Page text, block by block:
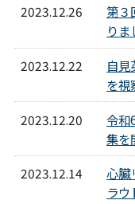
2023.12.26
第３
りま
2023.12.22
自見
を視
2023.12.20
令和
集を
2023.12.14
心臓
ラウ